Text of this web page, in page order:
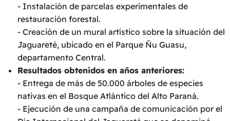
- Instalación de parcelas experimentales de
restauración forestal.
- Creación de un mural artístico sobre la situación del
Jaguareté, ubicado en el Parque Ñu Guasu,
departamento Central.
Resultados obtenidos en años anteriores:
- Entrega de más de 50.000 árboles de especies
nativas en el Bosque Atlántico del Alto Paraná.
- Ejecución de una campaña de comunicación por el